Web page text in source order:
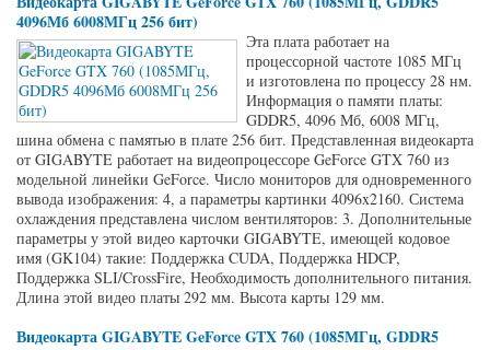
4096Мб 6008МГц 256 бит)
Эта плата работает на
процессорной частоте 1085 МГц
и изготовлена по процессу 28 нм.
Информация о памяти платы:
GDDR5, 4096 Мб, 6008 МГц,
шина обмена с памятью в плате 256 бит. Представленная видеокарта
от GIGABYTE работает на видеопроцессоре GeForce GTX 760 из
модельной линейки GeForce. Число мониторов для одновременного
вывода изображения: 4, а параметры картинки 4096x2160. Система
охлаждения представлена числом вентиляторов: 3. Дополнительные
параметры у этой видео карточки GIGABYTE, имеющей кодовое
имя (GK104) такие: Поддержка CUDA, Поддержка HDCP,
Поддержка SLI/CrossFire, Необходимость дополнительного питания.
Длина этой видео платы 292 мм. Высота карты 129 мм.
Видеокарта GIGABYTE GeForce GTX 760 (1085МГц, GDDR5